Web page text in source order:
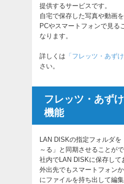
提供するサービスです。
自宅で保存した写真や動画
PCやスマートフォンで見る
なります。
詳しくは 「フレッツ・あずけ
さい。
フレッツ・あず
機能
LAN DISKの指定フォルダを
～る」と同期させることがで
社内でLAN DISKに保存して
外出先でもスマートフォン
にファイルを持ち出して編